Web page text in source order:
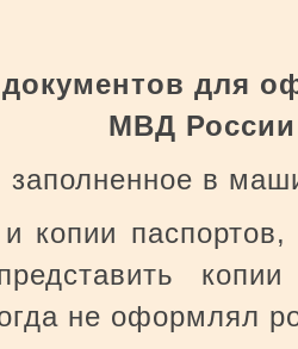
для
МВД России
заполненное в
копии паспортов,
не оформлял